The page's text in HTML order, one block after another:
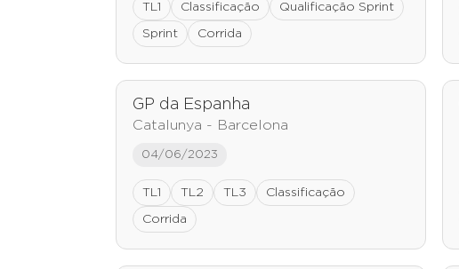
TL1 Classificação Qualificação Sprint
Sprint Corrida
GP da Espanha
Catalunya - Barcelona
04/06/2023
TL1 TL2 TL3 Classificação
Corrida